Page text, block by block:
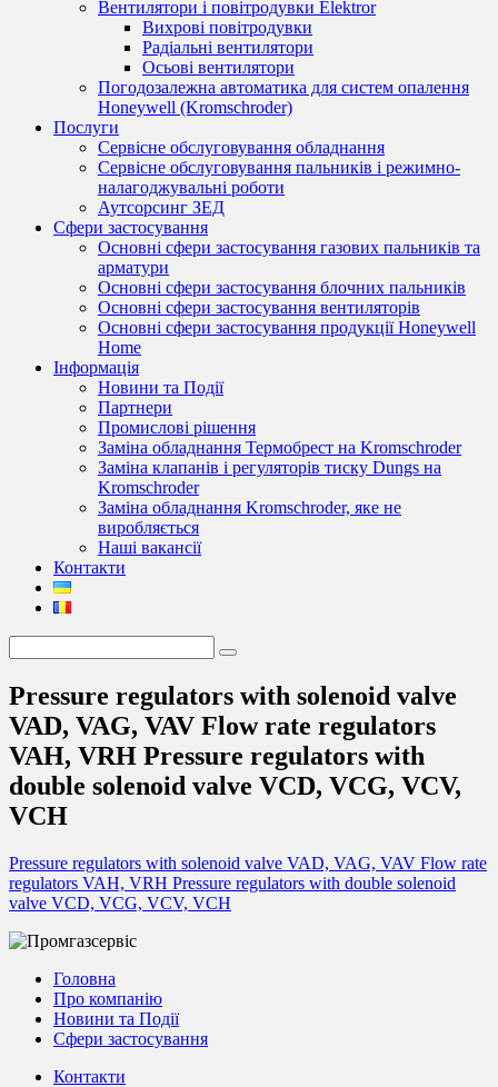
Вентилятори і повітродувки Elektror
Вихрові повітродувки
Радіальні вентилятори
Осьові вентилятори
Погодозалежна автоматика для систем опалення
Honeywell (Kromschroder)
Послуги
Сервісне обслуговування обладнання
Сервісне обслуговування пальників і режимно-
налагоджувальні роботи
Аутсорсинг ЗЕД
Сфери застосування
Основні сфери застосування газових пальників та
арматури
Основні сфери застосування блочних пальників
Основні сфери застосування вентиляторів
Основні сфери застосування продукції Honeywell
Home
Інформація
Новини та Події
Партнери
Промислові рішення
Заміна обладнання Термобрест на Kromschroder
Заміна клапанів і регуляторів тиску Dungs на
Kromschroder
Заміна обладнання Kromschroder, яке не
виробляється
Наші вакансії
Контакти
Pressure regulators with solenoid valve
VAD, VAG, VAV Flow rate regulators
VAH, VRH Pressure regulators with
double solenoid valve VCD, VCG, VCV,
VCH
Pressure regulators with solenoid valve VAD, VAG, VAV Flow rate
regulators VAH, VRH Pressure regulators with double solenoid
valve VCD, VCG, VCV, VCH
Головна
Про компанію
Новини та Події
Сфери застосування
Контакти